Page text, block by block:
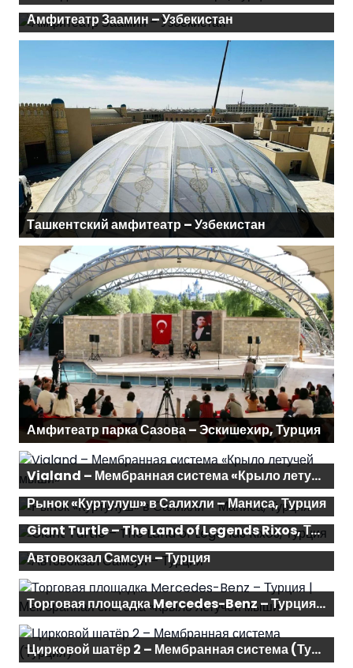
Амфитеатр Заамин – Узбекистан
Ташкентский амфитеатр – Узбекистан
Амфитеатр парка Сазова – Эскишехир, Турция
Vialand – Мембранная система «Крыло летучей мыши»
Рынок «Куртулуш» в Салихли – Маниса, Турция
Giant Turtle – The Land of Legends Rixos, Турция
Автовокзал Самсун – Турция
Торговая площадка Mercedes-Benz – Турция | Мембранная система «Крыло летучей мыши»
Цирковой шатёр 2 – Мембранная система (Турция)